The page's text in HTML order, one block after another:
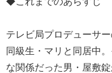
テレビ局プロデューサ
同級生・マリと同居中
な関係だった男・屋敷